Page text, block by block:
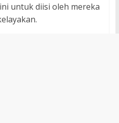
untuk diisi oleh mereka